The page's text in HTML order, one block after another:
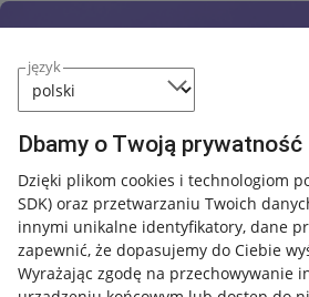
język
Dbamy o Twoją prywatność
Dzięki plikom cookies i technologiom
SDK) oraz przetwarzaniu Twoich
innymi unikalne identyfikatory, dane
zapewnić, że dopasujemy do Ciebie
Wyrażając zgodę na przechowywanie